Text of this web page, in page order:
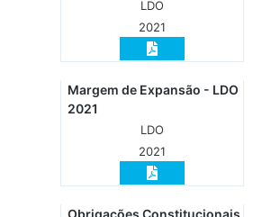
LDO
2021
Margem de Expansão - LDO
2021
LDO
2021